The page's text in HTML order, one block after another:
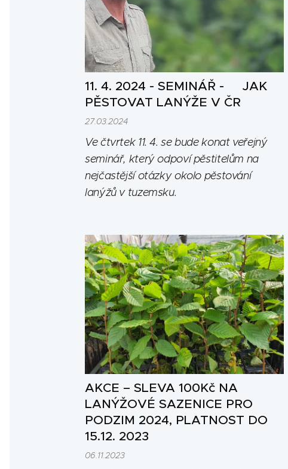
11. 4. 2024 - SEMINÁŘ - JAK
PĚSTOVAT LANÝŽE V ČR
27.03.2024
Ve čtvrtek 11. 4. se bude konat veřejný
seminář, který odpoví pěstitelům na
nejčastější otázky okolo pěstování
lanýžů v tuzemsku.
AKCE – SLEVA 100Kč NA
LANÝŽOVÉ SAZENICE PRO
PODZIM 2024, PLATNOST DO
15.12. 2023
06.11.2023